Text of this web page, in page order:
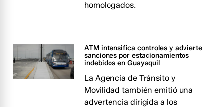
homologados.
ATM intensifica controles y advierte
sanciones por estacionamientos
indebidos en Guayaquil
La Agencia de Tránsito y
Movilidad también emitió una
advertencia dirigida a los